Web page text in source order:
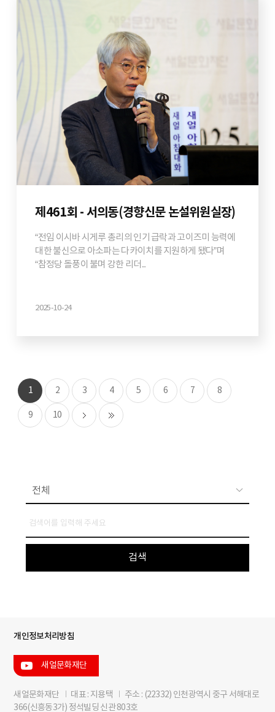
제461회 - 서의동(경향신문 논설위원실장)
“전임 이시바 시게루 총리의 인기 급락과 고이즈미 능력에
대한 불신으로 아소파는 다카이치를 지원하게 됐다”며
“참정당 돌풍이 불며 강한 리더...
2025-10-24
1 2 3 4 5 6 7 8
9 10
개인정보처리방침
새얼문화재단
새얼문화재단 I 대표 : 지용택 I 주소 : (22332) 인천광역시 중구 서해대로
366(신흥동3가) 정석빌딩 신관 803호